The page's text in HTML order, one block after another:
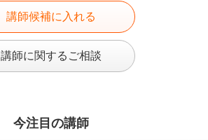
講師候補に入れる
講師に関するご相談
今注目の講師